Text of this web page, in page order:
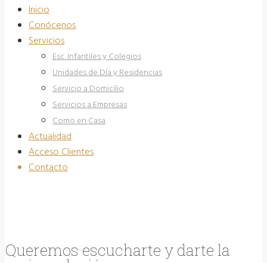
Inicio
Conócenos
Servicios
Esc. Infantiles y Colegios
Unidades de Día y Residencias
Servicio a Domicilio
Servicios a Empresas
Como en Casa
Actualidad
Acceso Clientes
Contacto
Queremos escucharte y darte la